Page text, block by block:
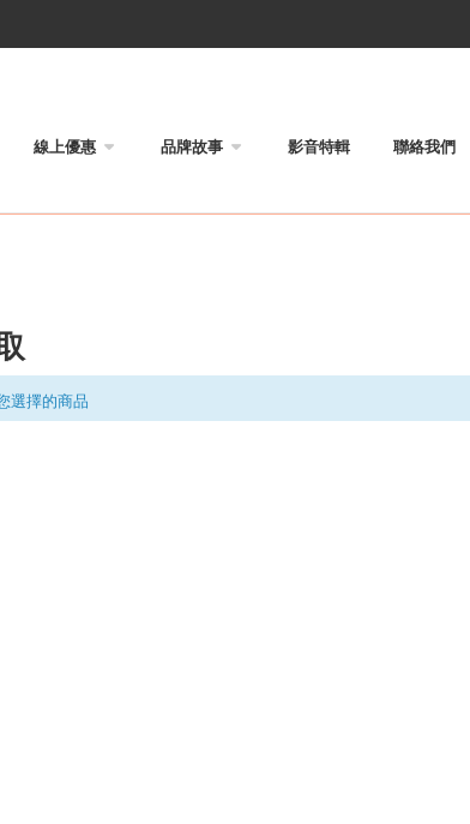
線上優惠 品牌故事 影音特輯 聯絡我們
選擇的商品